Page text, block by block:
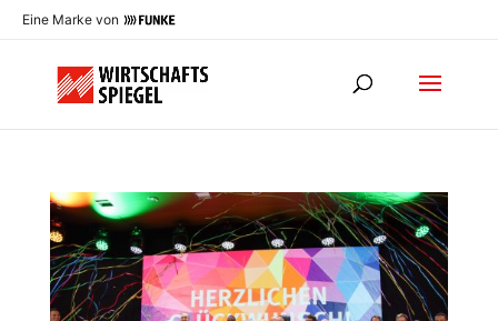
Eine Marke von